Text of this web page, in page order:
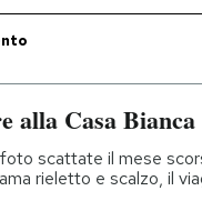
alla Casa Bianca
scattate il mese
rieletto e scalzo, il